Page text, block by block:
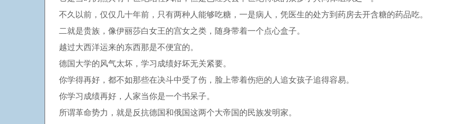
不久以前，仅仅几十年前，只有两种人能够吃糖，一是病人，凭医生的处方到药房去开含糖的药品吃。
二就是贵族，像伊丽莎白女王的宫女之类，随身带着一个点心盒子。
越过大西洋运来的东西那是不便宜的。
德国大学的风气太坏，学习成绩好坏无关紧要。
你学得再好，都不如那些在决斗中受了伤，脸上带着伤疤的人追女孩子追得容易。
你学习成绩再好，人家当你是一个书呆子。
所谓革命势力，就是反抗德国和俄国这两个大帝国的民族发明家。